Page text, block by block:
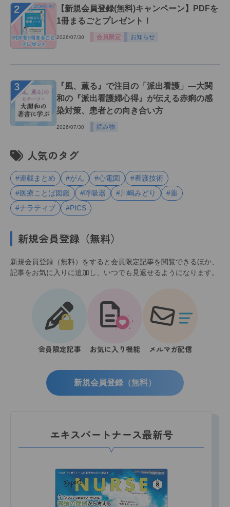
２
【新規会員登録(無料)キャンペーン】PDFを
1冊まるごとプレゼント！
2026/07/30 会員限定 お知らせ
３
『風、薫る』で注目の「派出看護」―大関
和の『派出看護婦心得』が伝える赤痢の感
染対策、患者との向き合い方
2026/07/30 読み物
人気のタグ
#連載まとめ #がん #心電図
#看護技術
#医療ことば図鑑
#呼吸器 #川嶋みどり
#薬
#ナラティブ
#PICS
新規会員登録（無料）
新規会員登録（無料）をすると会員限定記事を閲覧できるほか、
記事をお気に入りに追加し、いつでも見返せるようになります。
会員限定記事 お気に入り機能 メルマガ配信
新規会員登録（無料）
エキスパートナース最新号